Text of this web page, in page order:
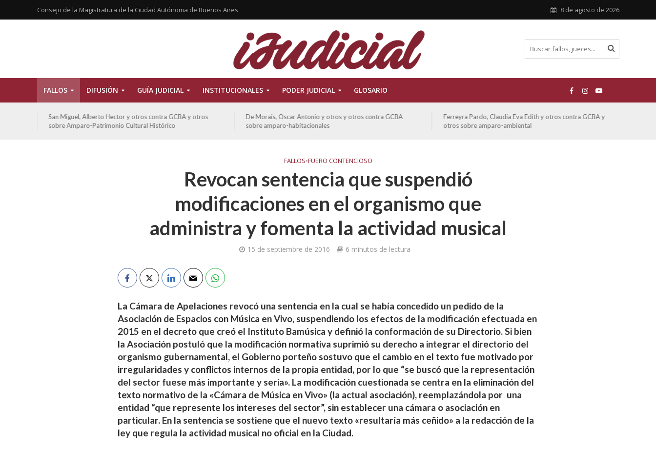
Consejo de la Magistratura de la Ciudad Autónoma de Buenos Aires 8 de agosto de 2026
FALLOS DIFUSIÓN GUÍA JUDICIAL INSTITUCIONALES PODER JUDICIAL GLOSARIO
San Miguel, Alberto Hector y otros contra GCBA y otros
sobre Amparo-Patrimonio Cultural Histórico
De Morais, Oscar Antonio y otros y otros contra GCBA
sobre amparo-habitacionales
Ferreyra Pardo, Claudia Eva Edith y otros contra GCBA y
otros sobre amparo-ambiental
FALLOS•FUERO CONTENCIOSO
Revocan sentencia que suspendió
modificaciones en el organismo que
administra y fomenta la actividad musical
15 de septiembre de 2016 6 minutos de lectura
La Cámara de Apelaciones revocó una sentencia en la cual se había concedido un pedido de la
Asociación de Espacios con Música en Vivo, suspendiendo los efectos de la modificación efectuada en
2015 en el decreto que creó el Instituto Bamúsica y definió la conformación de su Directorio. Si bien
la Asociación postuló que la modificación normativa suprimió su derecho a integrar el directorio del
organismo gubernamental, el Gobierno porteño sostuvo que el cambio en el texto fue motivado por
irregularidades y conflictos internos de la propia entidad, por lo que “se buscó que la representación
del sector fuese más importante y seria». La modificación cuestionada se centra en la eliminación del
texto normativo de la «Cámara de Música en Vivo» (la actual asociación), reemplazándola por una
entidad “que represente los intereses del sector”, sin establecer una cámara o asociación en
particular. En la sentencia se sostiene que el nuevo texto «resultaría más ceñido» a la redacción de la
ley que regula la actividad musical no oficial en la Ciudad.